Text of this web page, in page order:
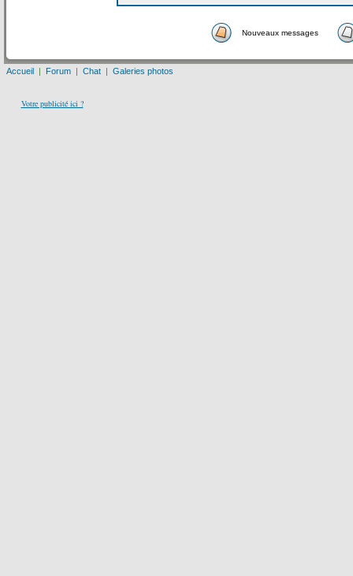
Nouveaux messages
Accueil | Forum | Chat | Galeries photos
Votre publicité ici ?